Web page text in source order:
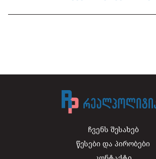
ჩვენს შესახებ
წესები და პირობები